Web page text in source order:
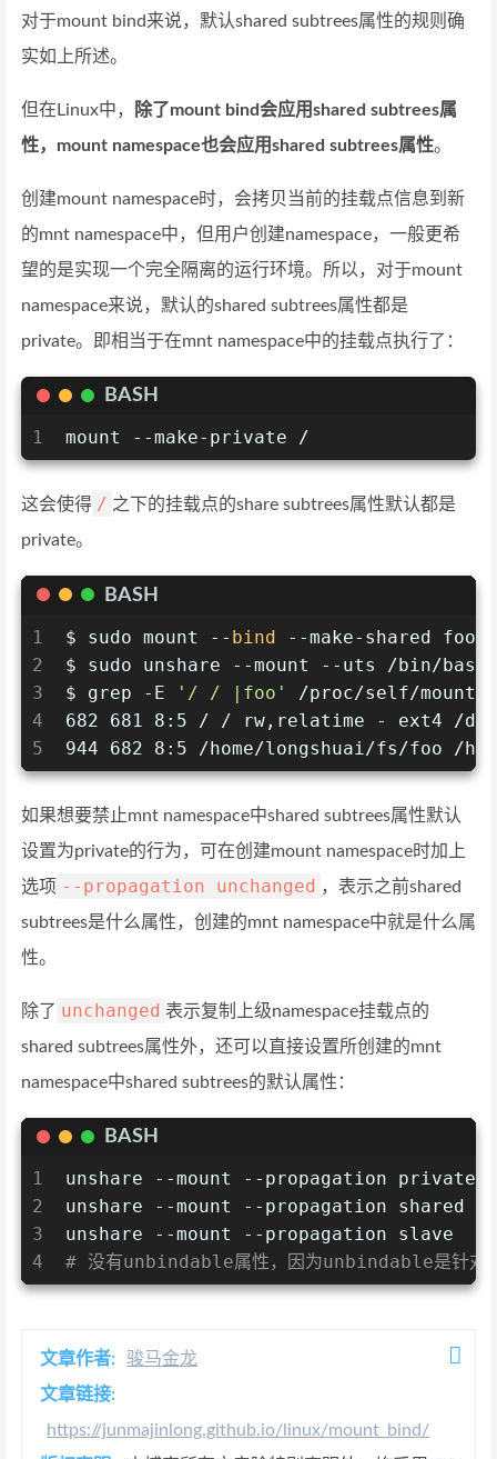
对于mount bind来说，默认shared subtrees属性的规则确
实如上所述。
但在Linux中，
除了mount bind会应用shared subtrees属
性，mount namespace也会应用shared subtrees属性。
创建mount namespace时，会拷贝当前的挂载点信息到新
的mnt namespace中，但用户创建namespace，一般更希
望的是实现一个完全隔离的运行环境。所以，对于mount
namespace来说，默认的shared subtrees属性都是
private。即相当于在mnt namespace中的挂载点执行了：
BASH
1
mount --make-private /
这会使得 / 之下的挂载点的share subtrees属性默认都是
private。
BASH
1
2
3
4
5
$ sudo mount -- bind --make-shared
$ sudo unshare --mount --uts /bin/
$ grep -E
'/ / |foo'
/proc/self/
682 681 8:5 / / rw,relatime - ext4 /
944 682 8:5 /home/longshuai/fs/foo /
如果想要禁止mnt namespace中shared subtrees属性默认
设置为private的行为，可在创建mount namespace时加上
选项 --propagation unchanged ，表示之前shared
subtrees是什么属性，创建的mnt namespace中就是什么属
性。
除了 unchanged 表示复制上级namespace挂载点的
shared subtrees属性外，还可以直接设置所创建的mnt
namespace中shared subtrees的默认属性：
BASH
1
2
3
4
unshare --mount --propagation
unshare --mount --propagation shared
unshare --mount --propagation slave
# 没有unbindable属性，因为unbindable是针
文章作者:
骏马金龙
文章链接:
https://junmajinlong.github.io/linux/mount_bind/